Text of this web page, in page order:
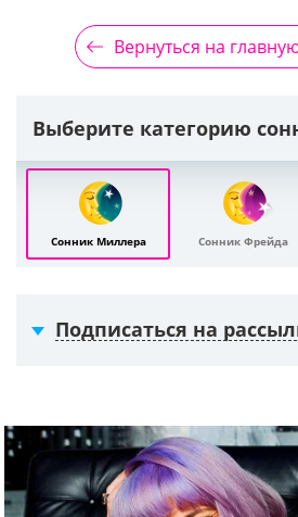
Вернуться на
Выберите категорию
Сонник Миллера Сонник Фрейда
Подписаться на